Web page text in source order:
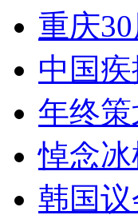
重庆
中国
年终
悼念
韩国